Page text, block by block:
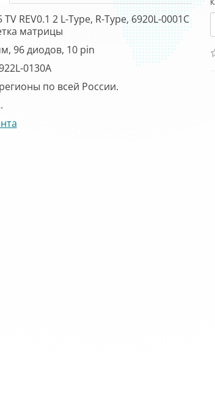
TV REV0.1 2 L-Type, R-Type, 6920L-0001C
матрицы
96 диодов, 10 pin
0130A
по всей России.